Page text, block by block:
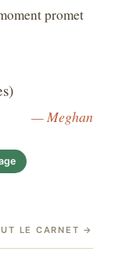
promet
— Meghan
LE CARNET →